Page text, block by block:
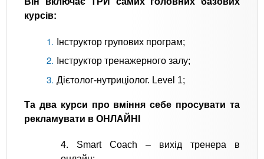
курсів:
Інструктор групових програм;
Інструктор тренажерного залу;
Дієтолог-нутриціолог. Level 1;
Та два курси про вміння себе просувати та
рекламувати в ОНЛАЙНІ
4. Smart Coach – вихід тренера в